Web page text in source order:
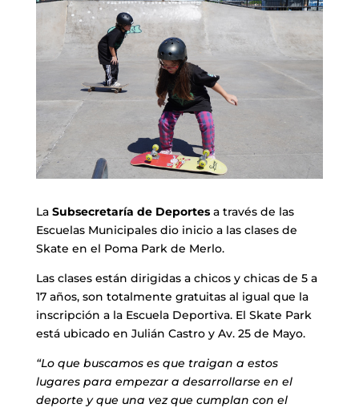
La Subsecretaría de Deportesa través de las
Escuelas Municipales dio inicio a las clases de
Skate en el Poma Park de Merlo.
Las clases están dirigidas a chicos y chicas de 5 a
17 años, son totalmente gratuitas al igual que la
inscripción a la Escuela Deportiva. El Skate Park
está ubicado en Julián Castro y Av. 25 de Mayo.
“Lo que buscamos es que traigan a estos
lugares para empezar a desarrollarse en el
deporte y que una vez que cumplan con el